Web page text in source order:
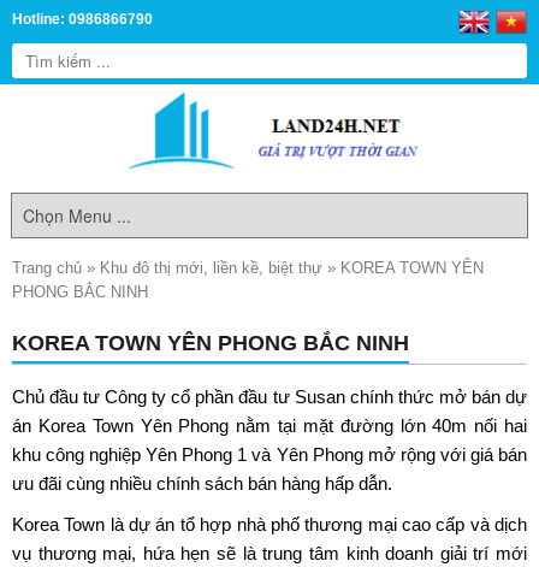
Hotline: 0986866790
Trang chủ » Khu đô thị mới, liền kề, biệt thự » KOREA TOWN YÊN
PHONG BẮC NINH
KOREA TOWN YÊN PHONG BẮC NINH
Chủ đầu tư Công ty cổ phần đầu tư Susan chính thức mở bán dự
án Korea Town Yên Phong nằm tại mặt đường lớn 40m nối hai
khu công nghiệp Yên Phong 1 và Yên Phong mở rộng với giá bán
ưu đãi cùng nhiều chính sách bán hàng hấp dẫn.
Korea Town là dự án tổ hợp nhà phố thương mại cao cấp và dịch
vụ thương mại, hứa hẹn sẽ là trung tâm kinh doanh giải trí mới